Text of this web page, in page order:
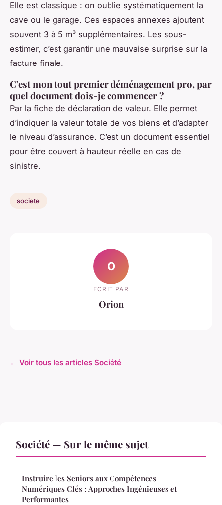
Elle est classique : on oublie systématiquement la
cave ou le garage. Ces espaces annexes ajoutent
souvent 3 à 5 m³ supplémentaires. Les sous-
estimer, c’est garantir une mauvaise surprise sur la
facture finale.
C'est mon tout premier déménagement pro, par
quel document dois-je commencer ?
Par la fiche de déclaration de valeur. Elle permet
d’indiquer la valeur totale de vos biens et d’adapter
le niveau d’assurance. C’est un document essentiel
pour être couvert à hauteur réelle en cas de
sinistre.
societe
O
ECRIT PAR
Orion
← Voir tous les articles Société
Société — Sur le même sujet
Instruire les Seniors aux Compétences
Numériques Clés : Approches Ingénieuses et
Performantes